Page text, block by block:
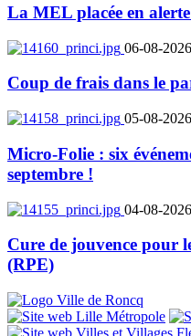
La MEL placée en alerte
06-08-2026
Coup de frais dans le
05-08-2026
Micro-Folie : six
septembre !
04-08-2026
Cure de jouvence pour
(RPE)